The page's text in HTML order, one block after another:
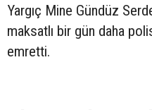
Yargıç Mine Gündüz
maksatlı bir gün daha
emretti.